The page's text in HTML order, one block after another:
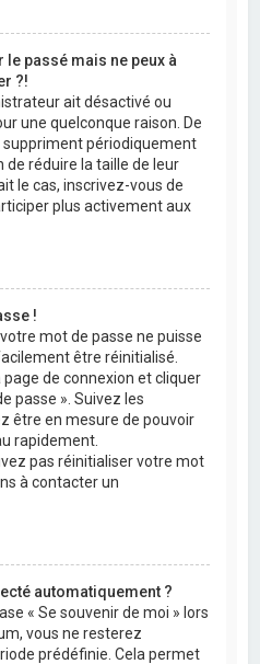
le passé mais ne peux à
?!
ait désactivé ou
une quelconque raison. De
périodiquement
réduire la taille de leur
le cas, inscrivez-vous de
plus activement aux
!
mot de passe ne puisse
être réinitialisé.
de connexion et cliquer
passe ». Suivez les
être en mesure de pouvoir
rapidement.
pas réinitialiser votre mot
à contacter un
automatiquement ?
« Se souvenir de moi » lors
vous ne resterez
prédéfinie. Cela permet